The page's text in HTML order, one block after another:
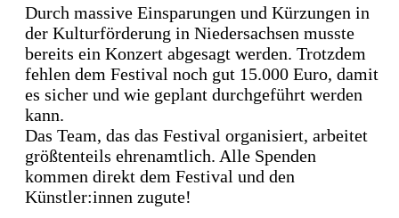
Durch massive Einsparungen und Kürzungen in
der Kulturförderung in Niedersachsen musste
bereits ein Konzert abgesagt werden. Trotzdem
fehlen dem Festival noch gut 15.000 Euro, damit
es sicher und wie geplant durchgeführt werden
kann.
Das Team, das das Festival organisiert, arbeitet
größtenteils ehrenamtlich. Alle Spenden
kommen direkt dem Festival und den
Künstler:innen zugute!